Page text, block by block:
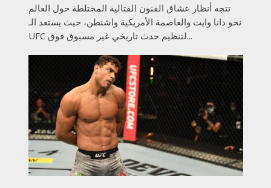
تتجه أنظار عشاق الفنون القتالية المختلطة حول العالم
نحو دانا وايت والعاصمة الأمريكية واشنطن، حيث يستعد الـ
UFC لتنظيم حدث تاريخي غير مسبوق فوق...